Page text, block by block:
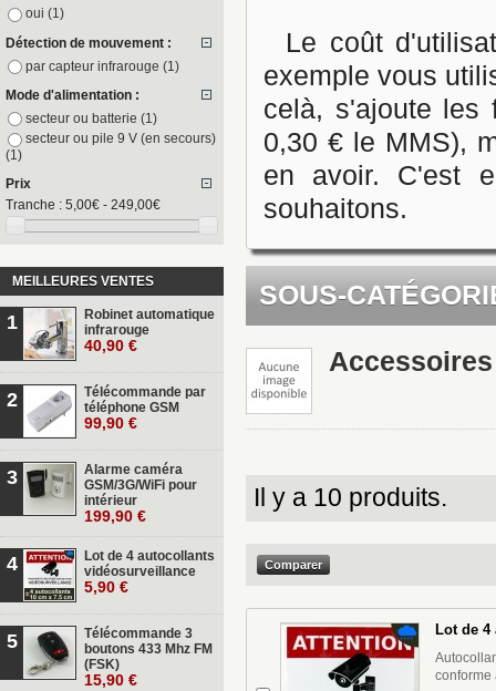
oui (1)
Détection de mouvement :
par capteur infrarouge (1)
Mode d'alimentation :
secteur ou batterie (1)
secteur ou pile 9 V (en secours)
(1)
Prix
Tranche : 5,00€ - 249,00€
MEILLEURES VENTES
1
Robinet automatique
infrarouge
40,90 €
2
Télécommande par
téléphone GSM
99,90 €
3
Alarme caméra
GSM/3G/WiFi pour
intérieur
199,90 €
4
Lot de 4 autocollants
vidéosurveillance
5,90 €
5
Télécommande 3
boutons 433 Mhz FM
(FSK)
15,90 €
Le coût
exemple vous
celà, s'ajoute les
0,30 € le MMS),
en avoir. C'est
souhaitons.
SOUS-
Accessoires
Il y a 10 produits.
Lot de
conforme